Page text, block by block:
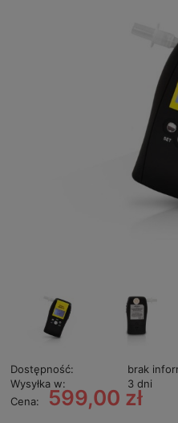
Dostępność:
brak
Wysyłka w:
3 dni
Cena:
599,00 zł